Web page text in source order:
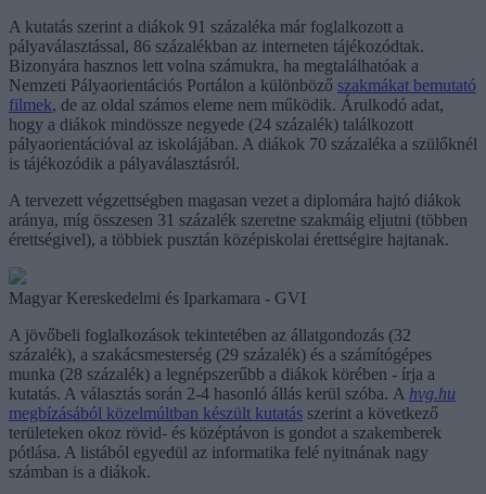
A kutatás szerint a diákok 91 százaléka már foglalkozott a
pályaválasztással, 86 százalékban az interneten tájékozódtak.
Bizonyára hasznos lett volna számukra, ha megtalálhatóak a
Nemzeti Pályaorientációs Portálon a különböző szakmákat bemutató
filmek, de az oldal számos eleme nem működik. Árulkodó adat,
hogy a diákok mindössze negyede (24 százalék) találkozott
pályaorientációval az iskolájában. A diákok 70 százaléka a szülőknél
is tájékozódik a pályaválasztásról.
A tervezett végzettségben magasan vezet a diplomára hajtó diákok
aránya, míg összesen 31 százalék szeretne szakmáig eljutni (többen
érettségivel), a többiek pusztán középiskolai érettségire hajtanak.
Magyar Kereskedelmi és Iparkamara - GVI
A jövőbeli foglalkozások tekintetében az állatgondozás (32
százalék), a szakácsmesterség (29 százalék) és a számítógépes
munka (28 százalék) a legnépszerűbb a diákok körében - írja a
kutatás. A választás során 2-4 hasonló állás kerül szóba. A hvg.hu
megbízásából közelmúltban készült kutatás szerint a következő
területeken okoz rövid- és középtávon is gondot a szakemberek
pótlása. A listából egyedül az informatika felé nyitnának nagy
számban is a diákok.